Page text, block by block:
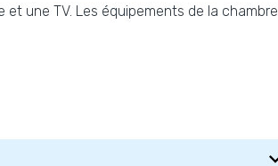
une TV. Les équipements de la chambre